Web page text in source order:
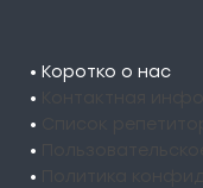
• Коротко о нас
•
•
•
•